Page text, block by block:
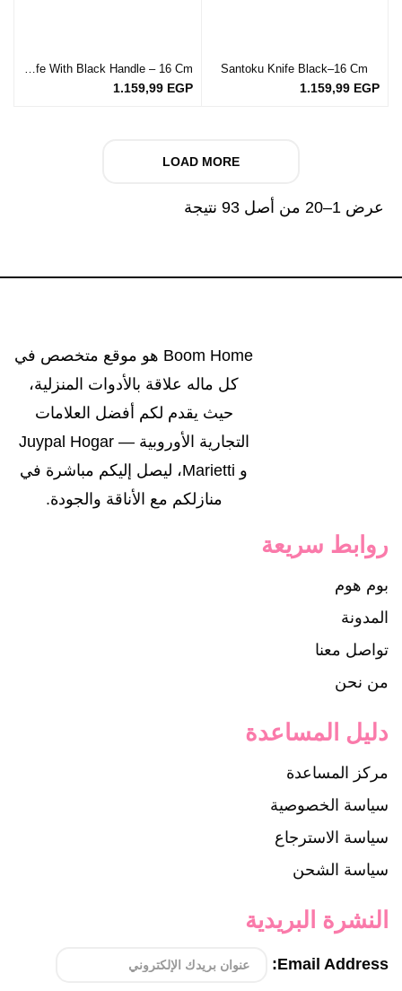
Santoku Knife Black–16 Cm
1.159,99 EGP
Boning Knife With Black Handle – 16 Cm
1.159,99 EGP
LOAD MORE
عرض 1–20 من أصل 93 نتيجة
Boom Home هو موقع متخصص في
كل ماله علاقة بالأدوات المنزلية،
حيث يقدم لكم أفضل العلامات
التجارية الأوروبية — Juypal Hogar
و Marietti، ليصل إليكم مباشرة في
منازلكم مع الأناقة والجودة.
روابط سريعة
بوم هوم
المدونة
تواصل معنا
من نحن
دليل المساعدة
مركز المساعدة
سياسة الخصوصية
سياسة الاسترجاع
سياسة الشحن
النشرة البريدية
Email Address: